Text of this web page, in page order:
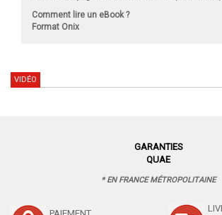
Comment lire un eBook ?
Format Onix
VIDÉO
GARANTIES
QUAE
* EN FRANCE MÉTROPOLITAINE